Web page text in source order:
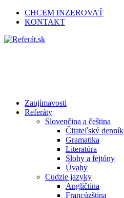
CHCEM INZEROVAŤ
KONTAKT
Zaujímavosti
Referáty
Slovenčina a čeština
Čitateľský denník
Gramatika
Literatúra
Slohy a fejtóny
Úvahy
Cudzie jazyky
Angličtina
Francúzština